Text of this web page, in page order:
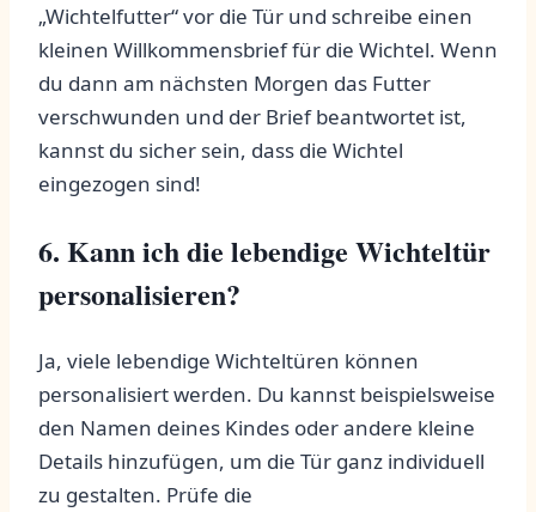
„Wichtelfutter“ vor die Tür und schreibe einen
kleinen Willkommensbrief für die Wichtel. Wenn
du dann am ⁤nächsten Morgen das⁣ Futter
verschwunden und der ‍Brief beantwortet ist,
kannst du sicher sein, ‌dass die Wichtel
eingezogen sind!
6. Kann ich die lebendige Wichteltür
‍personalisieren?
Ja, viele lebendige Wichteltüren können
personalisiert werden.‌ Du kannst beispielsweise
den Namen deines Kindes oder andere kleine
Details hinzufügen, um die Tür ganz ‍individuell
zu gestalten. ‍Prüfe die